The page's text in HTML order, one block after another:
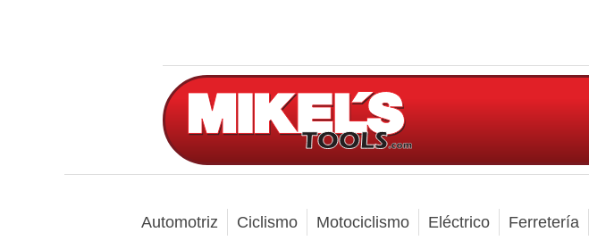
Automotriz Ciclismo Motociclismo Eléctrico Ferretería